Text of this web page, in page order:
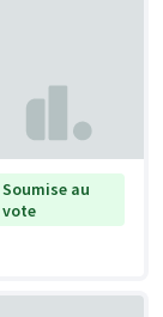
Soumise au
vote